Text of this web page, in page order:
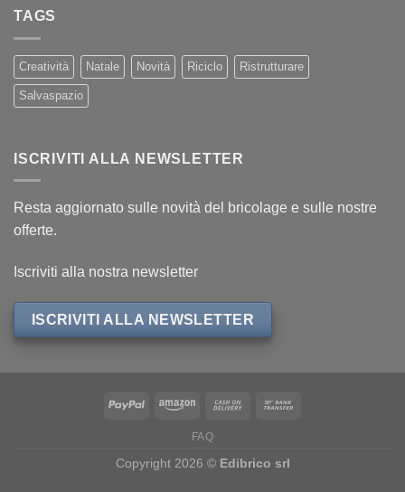
TAGS
Creatività Natale Novità Riciclo Ristrutturare
Salvaspazio
ISCRIVITI ALLA NEWSLETTER
Resta aggiornato sulle novità del bricolage e sulle nostre
offerte.
Iscriviti alla nostra newsletter
ISCRIVITI ALLA NEWSLETTER
FAQ
Copyright 2026 © Edibrico srl